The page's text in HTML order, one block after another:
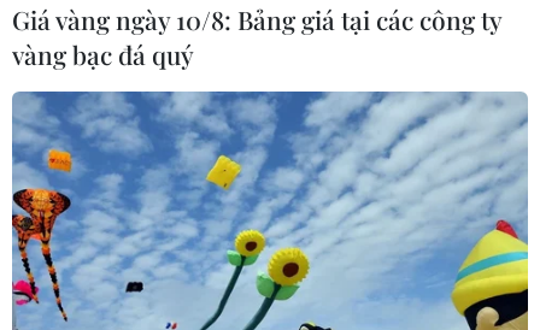
CƠ QUAN CHỦ QUẢN: THÔNG TẤN XÃ VIỆT NAM
Tổng Biên tập: TRẦN TIẾN DUẨN
Phó Tổng Biên tập: NGUYỄN THỊ TÁM, KHÚC THANH
THỦY
Sở hữu trí tuệ
Quy định sử dụng
Giá vàng ngày 10/8: Bảng giá tại các công ty
vàng bạc đá quý